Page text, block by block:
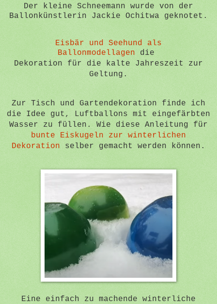
Der kleine Schneemann wurde von der
Ballonkünstlerin Jackie Ochitwa geknotet.
Eisbär und Seehund als
Ballonmodellagen
die
Dekoration für die kalte Jahreszeit zur
Geltung.
Zur Tisch und Gartendekoration finde ich
die Idee gut, Luftballons mit eingefärbten
Wasser zu füllen. Wie diese Anleitung für
bunte Eiskugeln zur winterlichen
Dekoration selber gemacht werden können.
Eine einfach zu machende winterliche